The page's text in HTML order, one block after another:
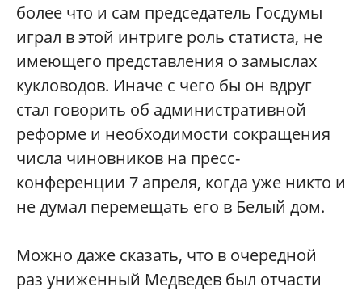
более что и сам председатель Госдумы
играл в этой интриге роль статиста, не
имеющего представления о замыслах
кукловодов. Иначе с чего бы он вдруг
стал говорить об административной
реформе и необходимости сокращения
числа чиновников на пресс-
конференции 7 апреля, когда уже никто и
не думал перемещать его в Белый дом.
Можно даже сказать, что в очередной
раз униженный Медведев был отчасти